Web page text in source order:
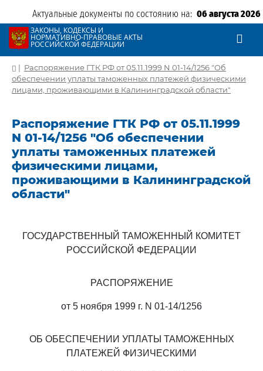
Актуальные документы по состоянию на: 06 августа 2026
ЗАКОНЫ, КОДЕКСЫ И
НОРМАТИВНО-ПРАВОВЫЕ АКТЫ
РОССИЙСКОЙ ФЕДЕРАЦИИ
| Распоряжение ГТК РФ от 05.11.1999 N 01-14/1256 "Об
обеспечении уплаты таможенных платежей физическими
лицами, проживающими в Калининградской области"
Распоряжение ГТК РФ от 05.11.1999
N 01-14/1256 "Об обеспечении
уплаты таможенных платежей
физическими лицами,
проживающими в Калининградской
области"
ГОСУДАРСТВЕННЫЙ ТАМОЖЕННЫЙ КОМИТЕТ
РОССИЙСКОЙ ФЕДЕРАЦИИ
РАСПОРЯЖЕНИЕ
от 5 ноября 1999 г. N 01-14/1256
ОБ ОБЕСПЕЧЕНИИ УПЛАТЫ ТАМОЖЕННЫХ
ПЛАТЕЖЕЙ ФИЗИЧЕСКИМИ